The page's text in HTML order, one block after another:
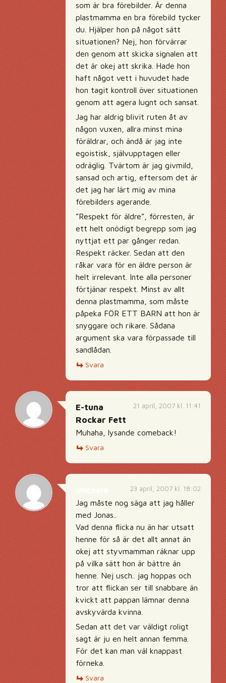
som är bra förebilder. Är denna
plastmamma en bra förebild tycker
du. Hjälper hon på något sätt
situationen? Nej, hon förvärrar
den genom att skicka signalen att
det är okej att skrika. Hade hon
haft något vett i huvudet hade
hon tagit kontroll över situationen
genom att agera lugnt och sansat.
Jag har aldrig blivit ruten åt av
någon vuxen, allra minst mina
föräldrar, och ändå är jag inte
egoistisk, självupptagen eller
odräglig. Tvärtom är jag givmild,
sansad och artig, eftersom det är
det jag har lärt mig av mina
förebilders agerande.
”Respekt för äldre”, förresten, är
ett helt onödigt begrepp som jag
nyttjat ett par gånger redan.
Respekt räcker. Sedan att den
råkar vara för en äldre person är
helt irrelevant. Inte alla personer
förtjänar respekt. Minst av allt
denna plastmamma, som måste
påpeka FÖR ETT BARN att hon är
snyggare och rikare. Sådana
argument ska vara förpassade till
sandlådan.
Svara
21 april, 2007 kl. 11:41
E-tuna
Rockar Fett
Muhaha, lysande comeback!
Svara
23 april, 2007 kl. 18:02
Jag måste nog säga att jag håller
med Jonas..
Vad denna flicka nu än har utsatt
henne för så är det allt annat än
okej att styvmamman räknar upp
på vilka sätt hon är bättre än
henne. Nej usch.. jag hoppas och
tror att flickan ser till snabbare än
kvickt att pappan lämnar denna
avskyvärda kvinna.
Sedan att det var väldigt roligt
sagt är ju en helt annan femma.
För det kan man väl knappast
förneka.
Svara